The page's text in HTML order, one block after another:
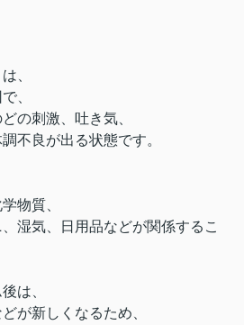
、
、
の刺激、吐き気、
不良が出る状態です。
物質、
湿気、日用品などが関係するこ
は、
が新しくなるため、